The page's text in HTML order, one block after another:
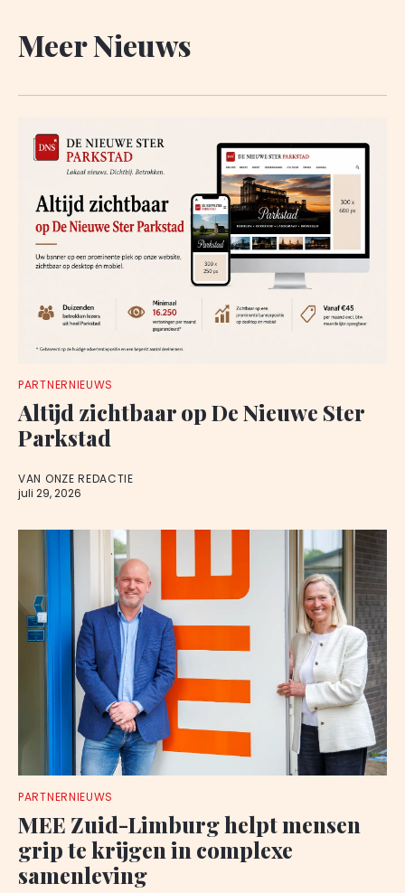
Meer Nieuws
PARTNERNIEUWS
Altijd zichtbaar op De Nieuwe Ster
Parkstad
VAN ONZE REDACTIE
juli 29, 2026
PARTNERNIEUWS
MEE Zuid-Limburg helpt mensen
grip te krijgen in complexe
samenleving